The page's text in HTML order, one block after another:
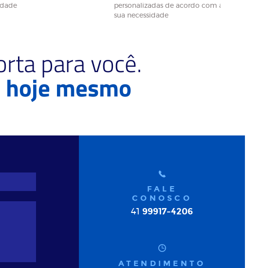
personalizadas de acordo com a
sua necessidade
para você.
hoje mesmo
FALE
CONOSCO
41 99917-4206
ATENDIMENTO